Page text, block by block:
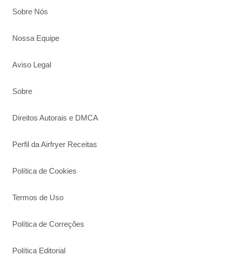
Sobre Nós
Nossa Equipe
Aviso Legal
Sobre
Direitos Autorais e DMCA
Perfil da Airfryer Receitas
Política de Cookies
Termos de Uso
Política de Correções
Política Editorial